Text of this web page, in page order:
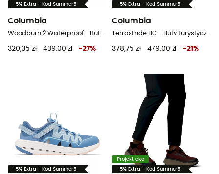
-5% Extra - Kod Summer5
Columbia
320,35 zł 439,00 zł -27%
-5% Extra - Kod Summer5
Columbia
378,75 zł 479,00 zł -21 %
-5% Extra - Kod Summer5
Projekt eko
-5% Extra - Kod Summer5